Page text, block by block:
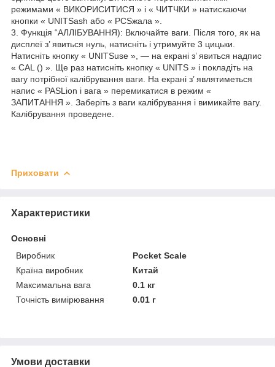
режимами « ВИКОРИСИТИСЯ » і « ЧИТЧКИ » натискаючи
кнопки « UNITSash або « PCSжала ».
3. Функція “АЛЛІБУВАННЯ): Включайте ваги. Після того, як на
дисплеї з’ явиться нуль, натисніть і утримуйте 3 цицьки.
Натисніть кнопку « UNITSuse », — на екрані з’ явиться надпис
« CAL () ». Ще раз натисніть кнопку « UNITS » і покладіть на
вагу потрібної калібрування ваги. На екрані з’ являтиметься
напис « PASLion і вага » перемикатися в режим «
ЗАПИТАННЯ ». Заберіть з ваги калібрування і вимикайте вагу.
Калібрування проведене.
Приховати
Характеристики
Основні
Виробник
Pocket Scale
Країна виробник
Китай
Максимальна вага
0.1 кг
Точність вимірювання
0.01 г
Умови доставки